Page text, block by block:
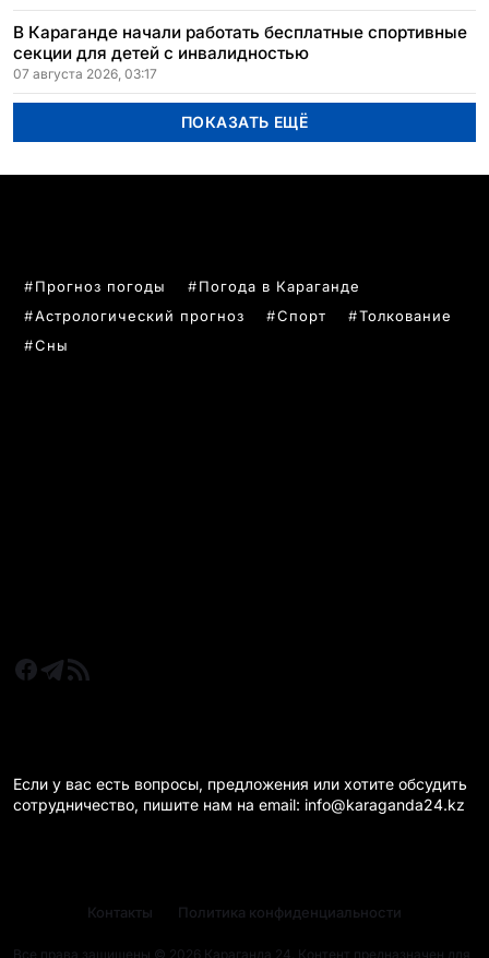
В Караганде начали работать бесплатные спортивные
секции для детей с инвалидностью
07 августа 2026, 03:17
ПОКАЗАТЬ ЕЩЁ
Прогноз погоды
Погода в Караганде
Астрологический прогноз
Спорт
Толкование
Сны
Если у вас есть вопросы, предложения или хотите обсудить
сотрудничество, пишите нам на email: info@karaganda24.kz
Все права защищены © 2026 Караганда 24. Контент предназначен для
Контакты Политика конфиденциальности